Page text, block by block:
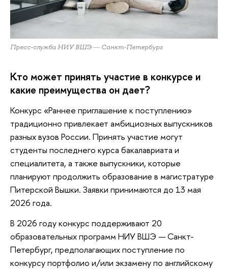
Пресс-служба НИУ ВШЭ ― Санкт-Петербург
Кто может принять участие в конкурсе и
какие преимущества он дает?
Конкурс «Раннее приглашение к поступлению»
традиционно привлекает амбициозных выпускников
разных вузов России. Принять участие могут
студенты последнего курса бакалавриата и
специалитета, а также выпускники, которые
планируют продолжить образование в магистратуре
Питерской Вышки. Заявки принимаются до 13 мая
2026 года.
В 2026 году конкурс поддерживают 20
образовательных программ НИУ ВШЭ —Санкт-
Петербург, предполагающих поступление по
конкурсу портфолио и/или экзамену по английскому